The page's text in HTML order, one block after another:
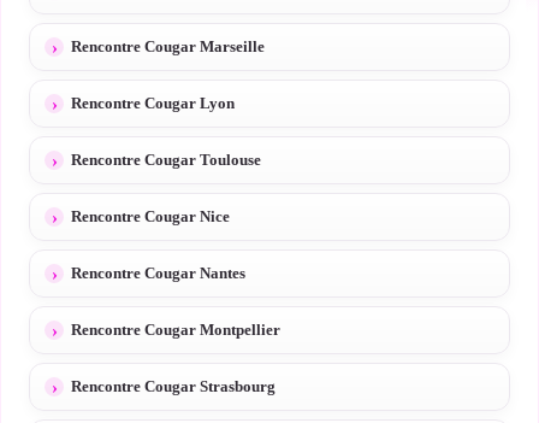
Rencontre Cougar Marseille
Rencontre Cougar Lyon
Rencontre Cougar Toulouse
Rencontre Cougar Nice
Rencontre Cougar Nantes
Rencontre Cougar Montpellier
Rencontre Cougar Strasbourg